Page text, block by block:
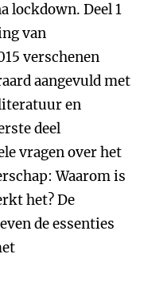
lockdown. Deel 1
van
verschenen
aangevuld met
en
deel
vragen over het
Waarom is
het? De
de essenties